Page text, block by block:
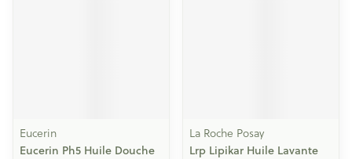
Eucerin
Eucerin Ph5 Huile Douche
La Roche Posay
Lrp Lipikar Huile Lavante